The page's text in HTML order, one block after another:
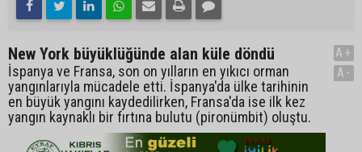
New York büyüklüğünde alan küle döndü
İspanya ve Fransa, son on yılların en yıkıcı orman
yangınlarıyla mücadele etti. İspanya'da ülke tarihinin
en büyük yangını kaydedilirken, Fransa'da ise ilk kez
yangın kaynaklı bir fırtına bulutu (pironümbit) oluştu.
A+
A-